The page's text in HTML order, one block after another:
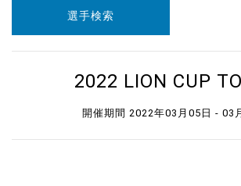
選手検索
2022 LION CUP
開催期間 2022年03月05日 - 03